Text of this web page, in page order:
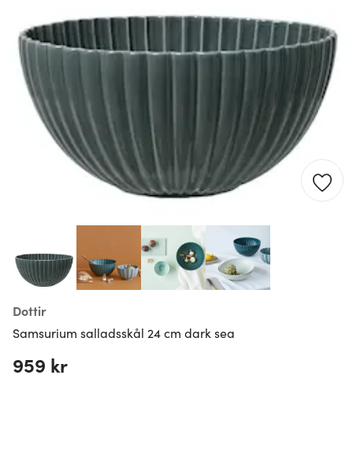
Dottir
Samsurium salladsskål 24 cm dark sea
959 kr